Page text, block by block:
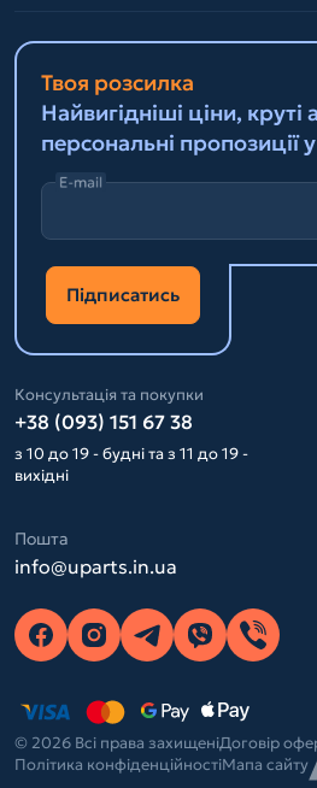
Твоя розсилка
Найвигідніші ціни, круті
персональні пропозиції
E-mail
Підписатись
Консультація та покупки
+38 (093) 151 67 38
з 10 до 19 - будні та з 11 до 19 -
вихідні
Пошта
info@uparts.in.ua
© 2026 Всі права захищеніДоговір
Політика конфіденційностіМапа сайту